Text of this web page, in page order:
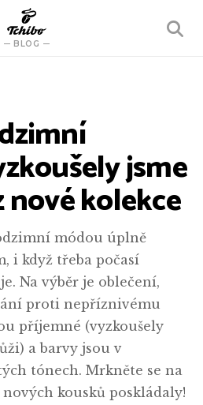
BLOG
VYHLEDÁVÁNÍ
jsme
nové kolekce
módou úplně
i když třeba počasí
Na výběr je oblečení,
proti nepříznivému
příjemné (vyzkoušely
a barvy jsou v
tónech. Mrkněte se na
kousků poskládaly!